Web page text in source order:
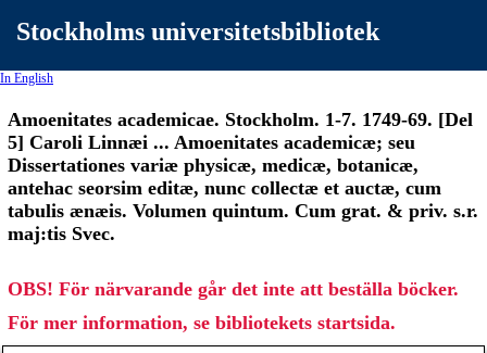
Stockholms universitetsbibliotek
In English
Amoenitates academicae. Stockholm. 1-7. 1749-69. [Del
5] Caroli Linnæi ... Amoenitates academicæ; seu
Dissertationes variæ physicæ, medicæ, botanicæ,
antehac seorsim editæ, nunc collectæ et auctæ, cum
tabulis ænæis. Volumen quintum. Cum grat. & priv. s.r.
maj:tis Svec.
OBS! För närvarande går det inte att beställa böcker.
För mer information, se bibliotekets startsida.